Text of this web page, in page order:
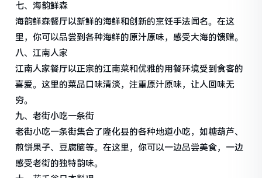
七、海韵鲜森
海韵鲜森餐厅以新鲜的海鲜和创新的烹饪手法闻名。在这
里，你可以品尝到各种海鲜的原汁原味，感受大海的馈赠。
八、江南人家
江南人家餐厅以正宗的江南菜和优雅的用餐环境受到食客的
喜爱。这里的菜品口味清淡，注重原汁原味，让人回味无
穷。
九、老街小吃一条街
老街小吃一条街集合了隆化县的各种地道小吃，如糖葫芦、
煎饼果子、豆腐脑等。在这里，你可以一边品尝美食，一边
感受老街的独特韵味。